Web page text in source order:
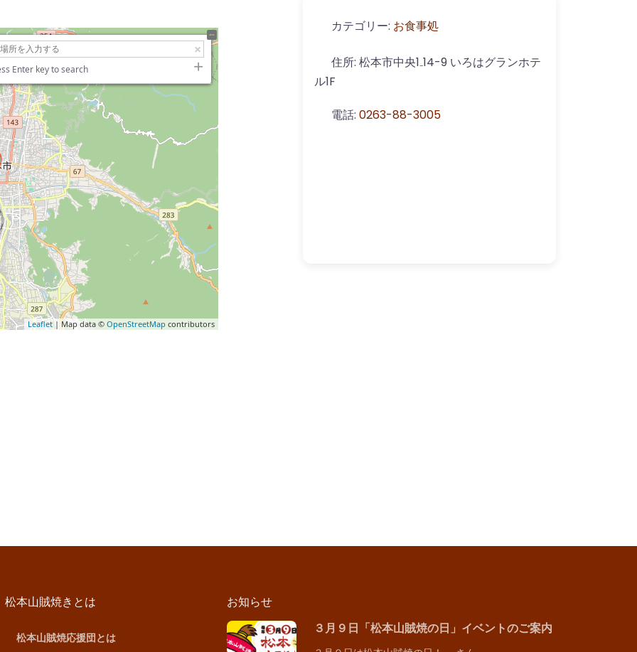
Enter key to search
Leaflet| Map data © OpenStreetMap contributors
カテゴリー: お食事処
住所: 松本市中央1₋14-9 いろはグランホテ
ル1F
電話: 0263-88-3005
松本山賊焼きとは
松本山賊焼応援団とは
お知らせ
３月９日「松本山賊焼の日」イベントのご案内